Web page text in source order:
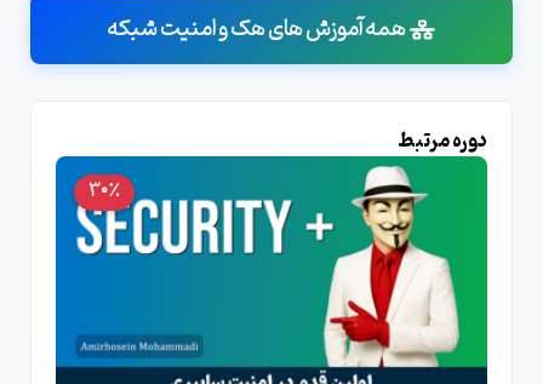
همه آموزش های هک و امنیت شبکه
دوره مرتبط
30٪